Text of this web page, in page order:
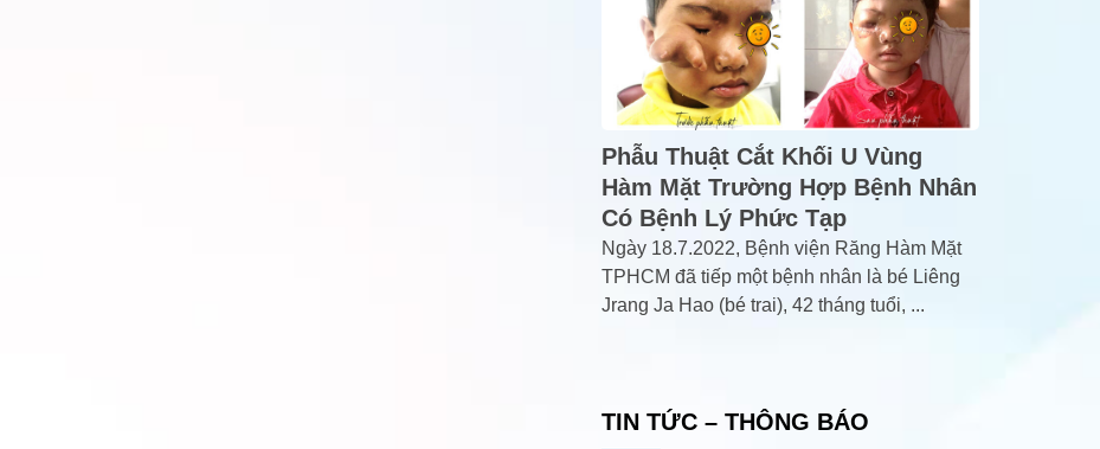
Phẫu Thuật Cắt Khối U Vùng
Hàm Mặt Trường Hợp Bệnh Nhân
Có Bệnh Lý Phức Tạp
Ngày 18.7.2022, Bệnh viện Răng Hàm Mặt
TPHCM đã tiếp một bệnh nhân là bé Liêng
Jrang Ja Hao (bé trai), 42 tháng tuổi, ...
TIN TỨC – THÔNG BÁO